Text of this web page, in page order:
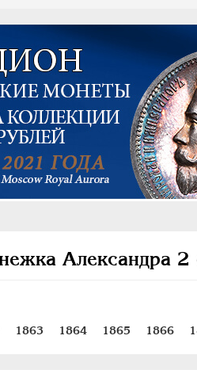
Александра 2
1863 1864 1865 1866